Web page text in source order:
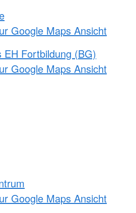
Google Maps Ansicht
EH Fortbildung (BG)
Google Maps Ansicht
Google Maps Ansicht